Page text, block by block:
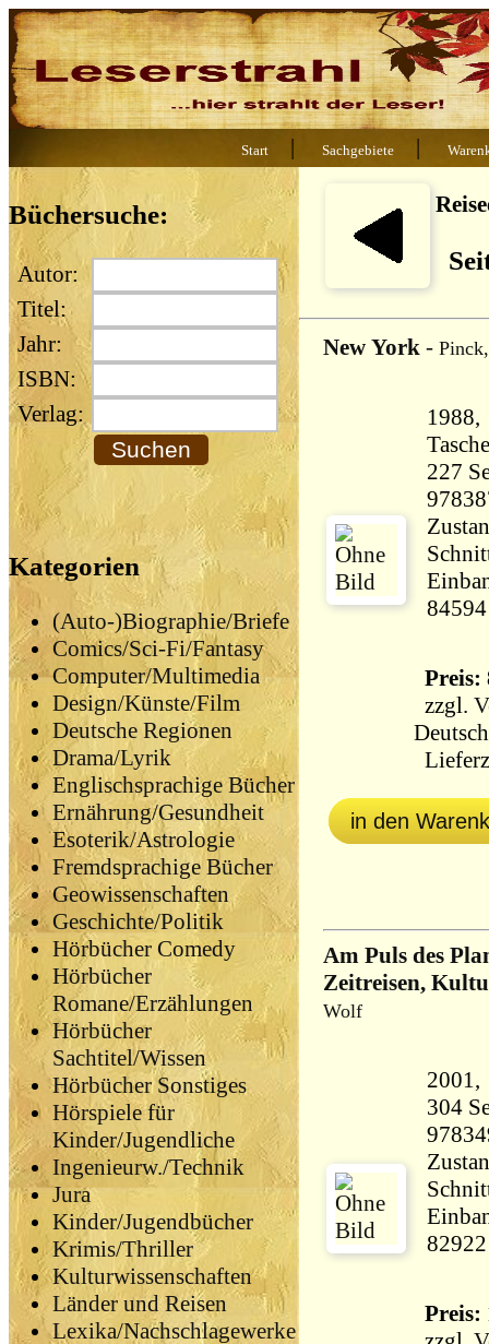
Start | Sachgebiete |
Büchersuche:
Autor:
Titel:
Jahr:
ISBN:
Verlag:
Kategorien
(Auto-)Biographie/Briefe
Comics/Sci-Fi/Fantasy
Computer/Multimedia
Design/Künste/Film
Deutsche Regionen
Drama/Lyrik
Englischsprachige Bücher
Ernährung/Gesundheit
Esoterik/Astrologie
Fremdsprachige Bücher
Geowissenschaften
Geschichte/Politik
Hörbücher Comedy
Hörbücher
Romane/Erzählungen
Hörbücher
Sachtitel/Wissen
Hörbücher Sonstiges
Hörspiele für
Kinder/Jugendliche
Ingenieurw./Technik
Jura
Kinder/Jugendbücher
Krimis/Thriller
Kulturwissenschaften
Länder und Reisen
Lexika/Nachschlagewerke
New York -
227 Seiten
84594
Preis:
zzgl.
in den
Am Puls des
Zeitreisen,
Wolf
304 Seiten
82922
Preis: